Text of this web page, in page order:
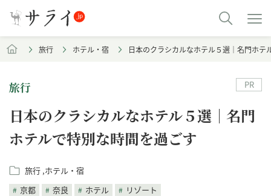
旅行 ホテル・宿 日本のクラシカルなホテル５選｜名門ホ
旅行
日本のクラシカルなホテル５選｜名門
ホテルで特別な時間を過ごす
旅行 ホテル・宿
京都
奈良 ホテル リゾート
PR